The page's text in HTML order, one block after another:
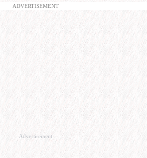
ADVERTISEMENT
Advertisement